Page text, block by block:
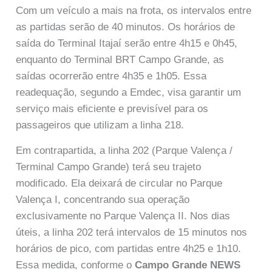
Com um veículo a mais na frota, os intervalos entre
as partidas serão de 40 minutos. Os horários de
saída do Terminal Itajaí serão entre 4h15 e 0h45,
enquanto do Terminal BRT Campo Grande, as
saídas ocorrerão entre 4h35 e 1h05. Essa
readequação, segundo a Emdec, visa garantir um
serviço mais eficiente e previsível para os
passageiros que utilizam a linha 218.
Em contrapartida, a linha 202 (Parque Valença /
Terminal Campo Grande) terá seu trajeto
modificado. Ela deixará de circular no Parque
Valença I, concentrando sua operação
exclusivamente no Parque Valença II. Nos dias
úteis, a linha 202 terá intervalos de 15 minutos nos
horários de pico, com partidas entre 4h25 e 1h10.
Essa medida, conforme oCampo Grande NEWS